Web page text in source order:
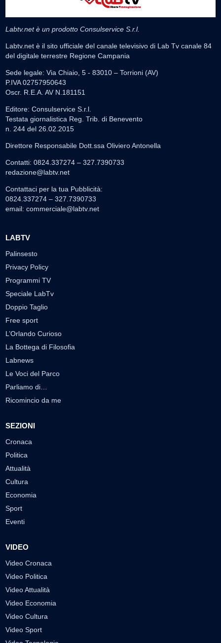
Labtv.net è un prodotto Consulservice S.r.l.
Labtv.net è il sito ufficiale del canale televisivo di Lab Tv canale 84
del digitale terrestre Regione Campania
Sede legale: Via Chiaio, 5 - 83010 – Torrioni (AV)
P.IVA 02757950643
Oscr. R.E.A. AV N.181151
Editore: Consulservice S.r.l.
Testata giornalistica Reg. Trib. di Benevento
n. 244 del 26.02.2015
Direttore Responsabile Dott.ssa Oliviero Antonella
Contatti: 0824.337274 – 327.7390733
redazione@labtv.net
Contattaci per la tua Pubblicità:
0824.337274 – 327.7390733
email: commerciale@labtv.net
LABTV
Palinsesto
Privacy Policy
Programmi TV
Speciale LabTv
Doppio Taglio
Free sport
L’Orlando Curioso
La Bottega di Filosofia
Labnews
Le Voci del Parco
Parliamo di…
Ricomincio da me
SEZIONI
Cronaca
Politica
Attualità
Cultura
Economia
Sport
Eventi
VIDEO
Video Cronaca
Video Politica
Video Attualità
Video Economia
Video Cultura
Video Sport